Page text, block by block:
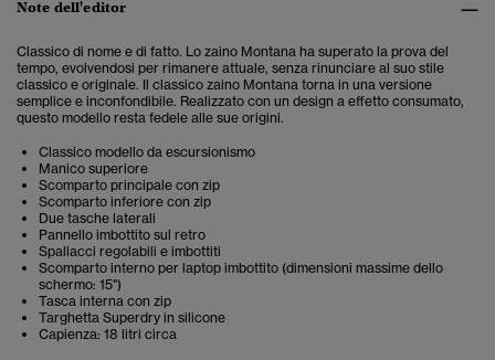
Note dell'editor
Classico di nome e di fatto. Lo zaino Montana ha superato la prova del
tempo, evolvendosi per rimanere attuale, senza rinunciare al suo stile
classico e originale. Il classico zaino Montana torna in una versione
semplice e inconfondibile. Realizzato con un design a effetto consumato,
questo modello resta fedele alle sue origini.
Classico modello da escursionismo
Manico superiore
Scomparto principale con zip
Scomparto inferiore con zip
Due tasche laterali
Pannello imbottito sul retro
Spallacci regolabili e imbottiti
Scomparto interno per laptop imbottito (dimensioni massime dello
schermo: 15")
Tasca interna con zip
Targhetta Superdry in silicone
Capienza: 18 litri circa